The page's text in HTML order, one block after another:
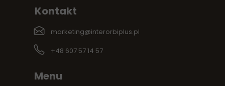
+48 607 57 14 57
marketing@interorbiplus.pl
Kontakt
Menu